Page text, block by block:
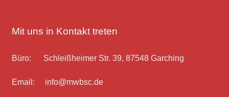
Mit uns in Kontakt treten
Büro: Schleißheimer Str. 39, 87548 Garching
Email: info@mwbsc.de